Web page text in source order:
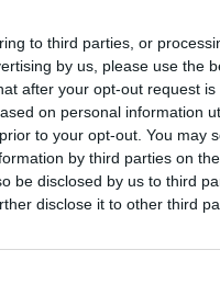
to third parties, or
by us, please use the
after your opt-out request
on personal information
to your opt-out. You may
by third parties on
be disclosed by us to third
disclose it to other third
nepoužíváte, ochabuje.
souvisí také s pozitivním
kroků. Nemusíte od
mysl jsou spojené nádoby.